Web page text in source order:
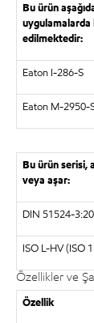
Bu ürün
uygulamalarda
edilmektedir:
Eaton I-286-S
Eaton M-2950-
Bu ürün serisi,
veya aşar:
DIN 51524-
ISO L-HV (ISO
Özellikler ve
Özellik